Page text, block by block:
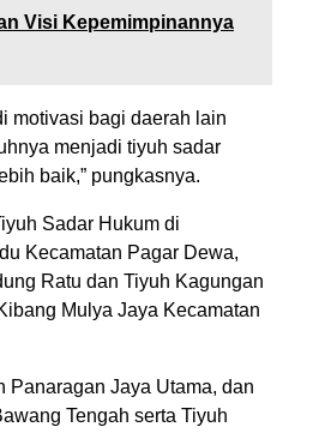
Visi Kepemimpinannya
motivasi bagi daerah lain
menjadi tiyuh sadar
baik,” pungkasnya.
Sadar Hukum di
Kecamatan Pagar Dewa,
Ratu dan Tiyuh Kagungan
Mulya Jaya Kecamatan
Panaragan Jaya Utama, dan
Tengah serta Tiyuh